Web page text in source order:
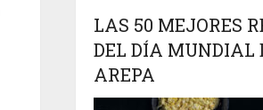
LAS 50 MEJORES
DEL DÍA MUNDIAL
AREPA